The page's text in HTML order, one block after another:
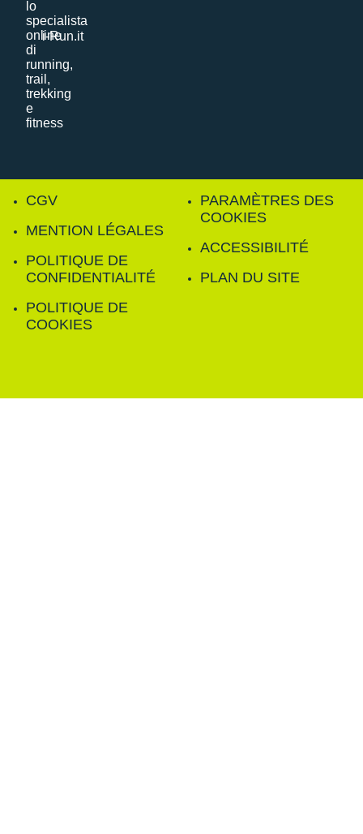
i-Run.it
CGV
MENTION LÉGALES
POLITIQUE DE
CONFIDENTIALITÉ
POLITIQUE DE
COOKIES
PARAMÈTRES DES
COOKIES
ACCESSIBILITÉ
PLAN DU SITE